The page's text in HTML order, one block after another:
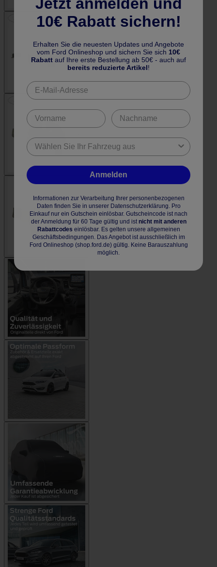
10€ Rabatt sichern!
Erhalten Sie die neuesten Updates und Angebote
vom Ford Onlineshop und sichern Sie sich 10€
Rabatt auf Ihre erste Bestellung ab 50€ - auch auf
bereits reduzierte Artikel!
Anmelden
Informationen zur Verarbeitung Ihrer personenbezogenen
Daten finden Sie in unserer Datenschutzerklärung. Pro
Einkauf nur ein Gutschein einlösbar. Gutscheincode ist nach
der Anmeldung für 60 Tage gültig und ist nicht mit anderen
Rabattcodes einlösbar. Es gelten unsere allgemeinen
Geschäftsbedingungen. Das Angebot ist ausschließlich im
Ford Onlineshop (shop.ford.de) gültig. Keine Barauszahlung
möglich.